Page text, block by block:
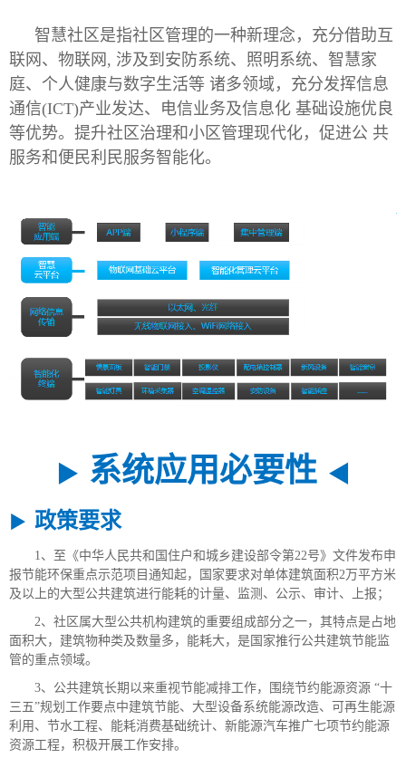
智慧社区是指社区管理的一种新理念，充分借助互
联网、物联网, 涉及到安防系统、照明系统、智慧家
庭、个人健康与数字生活等 诸多领域，充分发挥信息
通信(ICT)产业发达、电信业务及信息化 基础设施优良
等优势。提升社区治理和小区管理现代化，促进公 共
服务和便民利民服务智能化。
▶ 系统应用必要性 ◀
▶ 政策要求
1、至《中华人民共和国住户和城乡建设部令第22号》文件发布申
报节能环保重点示范项目通知起，国家要求对单体建筑面积2万平方米
及以上的大型公共建筑进行能耗的计量、监测、公示、审计、上报；
2、社区属大型公共机构建筑的重要组成部分之一，其特点是占地
面积大，建筑物种类及数量多，能耗大，是国家推行公共建筑节能监
管的重点领域。
3、公共建筑长期以来重视节能减排工作，围绕节约能源资源 “十
三五”规划工作要点中建筑节能、大型设备系统能源改造、可再生能源
利用、节水工程、能耗消费基础统计、新能源汽车推广七项节约能源
资源工程，积极开展工作安排。